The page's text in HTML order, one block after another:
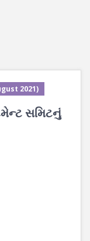
2021)
સમિટનું